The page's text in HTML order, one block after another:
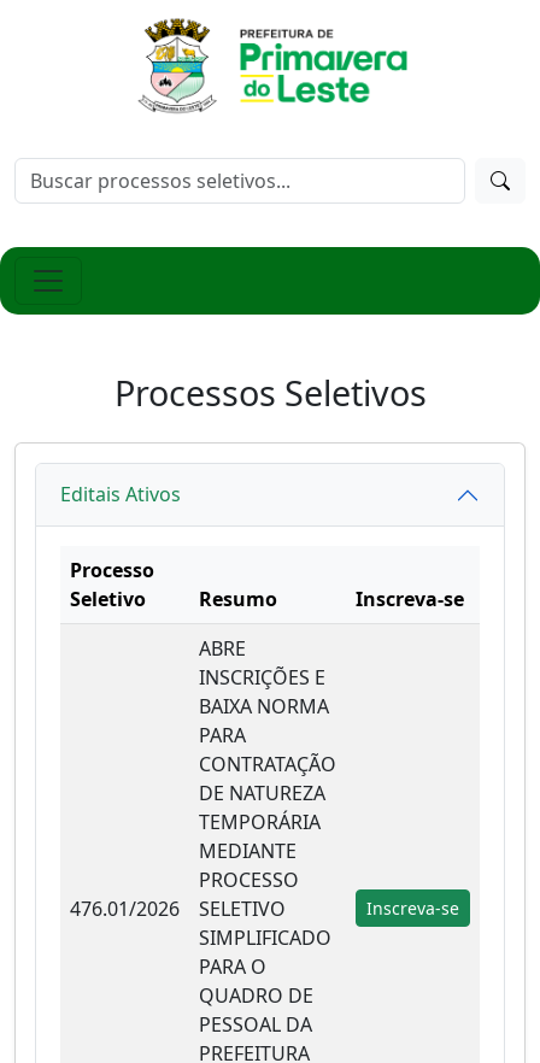
Processos Seletivos
Editais Ativos
Processo
Seletivo
Resumo Inscreva-se
476.01/2026
ABRE
INSCRIÇÕES E
BAIXA NORMA
PARA
CONTRATAÇÃO
DE NATUREZA
TEMPORÁRIA
MEDIANTE
PROCESSO
SELETIVO
SIMPLIFICADO
PARA O
QUADRO DE
PESSOAL DA
PREFEITURA
Inscreva-se